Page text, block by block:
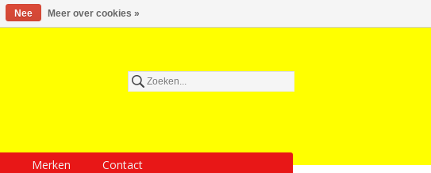
Merken Contact
Nee Meer over cookies »